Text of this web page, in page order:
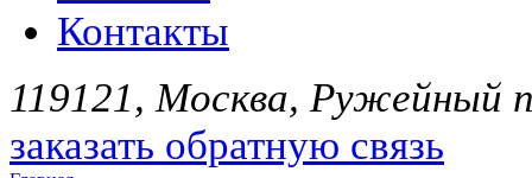
Контакты
119121, Москва, Ружейный
заказать обратную связь